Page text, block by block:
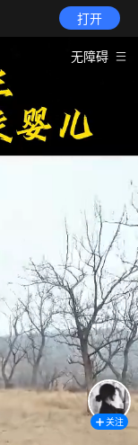
打开
无障碍
关注